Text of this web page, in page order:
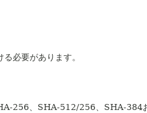
必要があります。
256、SHA-512/256、SHA-384